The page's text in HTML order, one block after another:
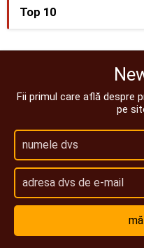
Top 10
Fii primul care află despre
pe